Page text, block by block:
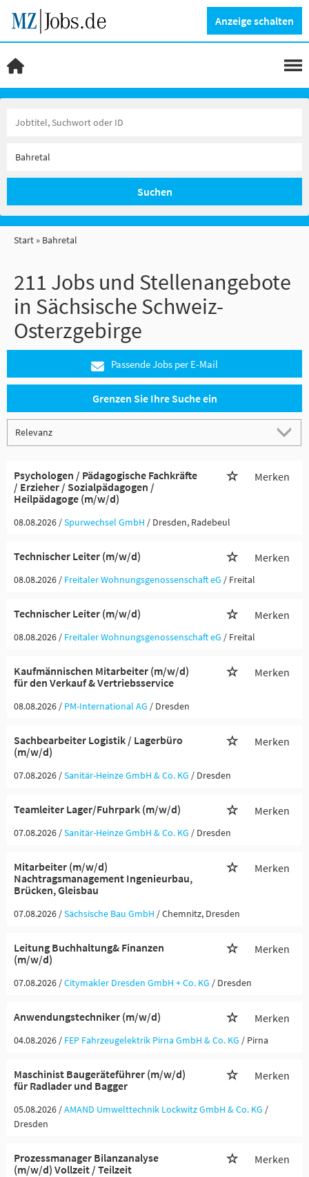
Anzeige schalten
Suchen
Start Bahretal
211 Jobs und Stellenangebote
in Sächsische Schweiz-
Osterzgebirge
Passende Jobs per E-Mail
Grenzen Sie Ihre Suche ein
Psychologen / Pädagogische Fachkräfte
/ Erzieher / Sozialpädagogen /
Heilpädagoge (m/w/d)
Merken
08.08.2026 /Spurwechsel GmbH / Dresden, Radebeul
Technischer Leiter (m/w/d) Merken
08.08.2026 / Freitaler Wohnungsgenossenschaft eG / Freital
Technischer Leiter (m/w/d) Merken
08.08.2026 / Freitaler Wohnungsgenossenschaft eG / Freital
Kaufmännischen Mitarbeiter (m/w/d)
für den Verkauf & Vertriebsservice
Merken
08.08.2026 / PM-International AG / Dresden
Sachbearbeiter Logistik / Lagerbüro
(m/w/d)
Merken
07.08.2026 /Sanitär-Heinze GmbH & Co. KG / Dresden
Teamleiter Lager/Fuhrpark (m/w/d) Merken
07.08.2026 /Sanitär-Heinze GmbH & Co. KG / Dresden
Mitarbeiter (m/w/d)
Nachtragsmanagement Ingenieurbau,
Brücken, Gleisbau
Merken
07.08.2026 /Sächsische Bau GmbH / Chemnitz, Dresden
Leitung Buchhaltung& Finanzen
(m/w/d)
Merken
07.08.2026 /Citymakler Dresden GmbH + Co. KG / Dresden
Anwendungstechniker (m/w/d) Merken
04.08.2026 / FEP Fahrzeugelektrik Pirna GmbH & Co. KG / Pirna
Maschinist Baugeräteführer (m/w/d)
für Radlader und Bagger
Merken
05.08.2026 /AMAND Umwelttechnik Lockwitz GmbH & Co. KG /
Dresden
Prozessmanager Bilanzanalyse
(m/w/d) Vollzeit / Teilzeit
Merken